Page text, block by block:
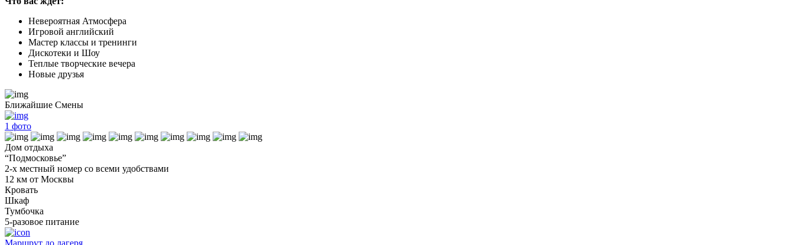
Невероятная Атмосфера
Игровой английский
Мастер классы и тренинги
Дискотеки и Шоу
Теплые творческие вечера
Новые друзья
Ближайшие Смены
1 фото
Дом отдыха
“Подмосковье”
2-х местный номер со всеми удобствами
12 км от Москвы
Кровать
Шкаф
Тумбочка
5-разовое питание
Маршрут до лагеря